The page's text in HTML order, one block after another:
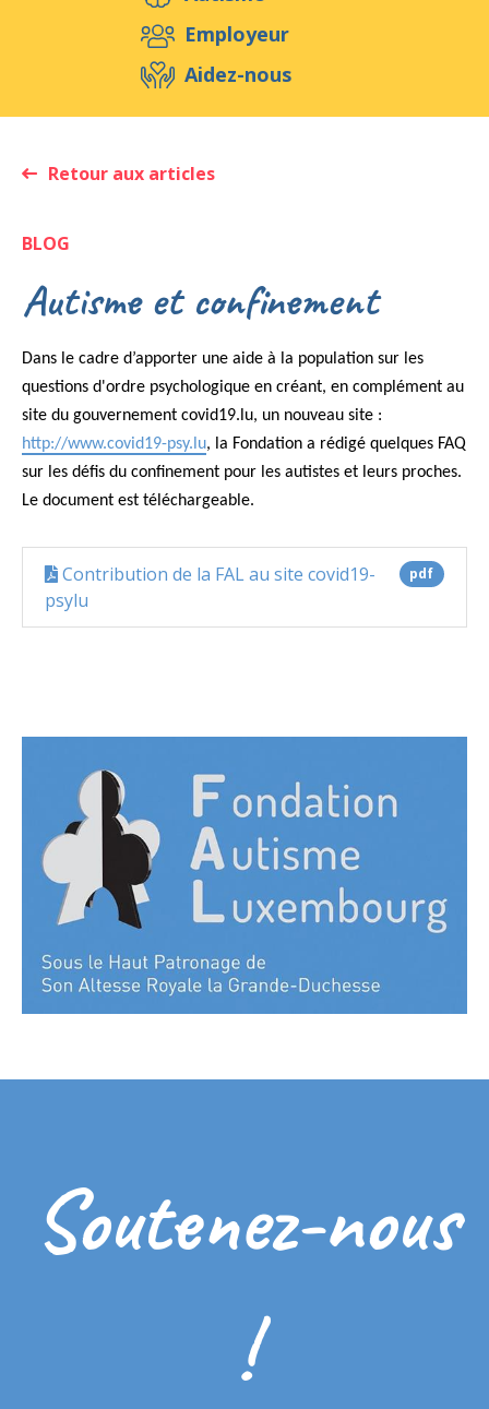
Aidez-nous
Evénements Publications Médias
Ressources & Outils
Employeur
Aidez-nous
Retour aux articles
BLOG
Autisme et confinement
Dans le cadre d’apporter une aide à la population sur les
questions d'ordre psychologique en créant, en complément au
site du gouvernement covid19.lu, un nouveau site :
http://www.covid19-psy.lu, la Fondation a rédigé quelques FAQ
sur les défis du confinement pour les autistes et leurs proches.
Le document est téléchargeable.
pdf
Contribution de la FAL au site covid19-
psylu
Soutenez-nous
!